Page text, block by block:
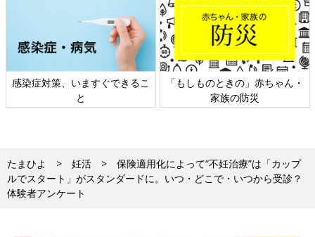
感染症対策、いますぐできるこ
と
「もしものときの」赤ちゃん・
家族の防災
たまひよ 妊活
保険適用化によって“不妊治療”は「カップ
ルでスタート」がスタンダードに。いつ・どこで・いつから受診？
体験者アンケート